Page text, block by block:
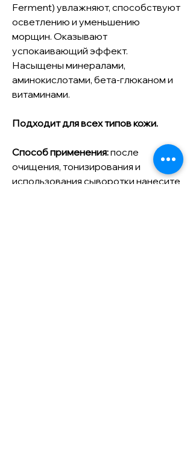
Ferment) увлажняют, способствуют
осветлению и уменьшению
морщин. Оказывают
успокаивающий эффект.
Насыщены минералами,
аминокислотами, бета-глюканом и
витаминами.
Подходит для всех типов кожи.
Способ применения:после
очищения, тонизирования и
использования сыворотки нанесите